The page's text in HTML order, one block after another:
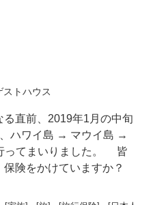
ストハウス
直前、2019年1月の中旬
ハワイ島 → マウイ島 →
ってまいりました。 皆
険をかけていますか？